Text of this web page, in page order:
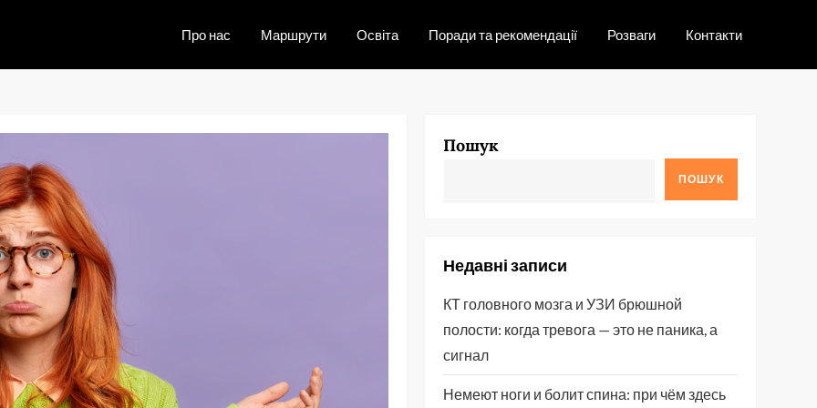
Про нас Маршрути Освіта Поради та рекомендації Розваги Контакти
Пошук
ПОШУК
Недавні записи
КТ головного мозга и УЗИ брюшной
полости: когда тревога — это не паника, а
сигнал
Немеют ноги и болит спина: при чём здесь